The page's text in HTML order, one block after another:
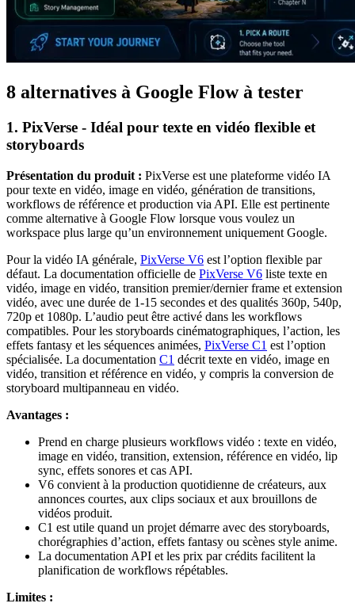
8 alternatives à Google Flow à tester
1. PixVerse - Idéal pour texte en vidéo flexible et
storyboards
Présentation du produit : PixVerse est une plateforme vidéo IA
pour texte en vidéo, image en vidéo, génération de transitions,
workflows de référence et production via API. Elle est pertinente
comme alternative à Google Flow lorsque vous voulez un
workspace plus large qu’un environnement uniquement Google.
Pour la vidéo IA générale, PixVerse V6 est l’option flexible par
défaut. La documentation officielle de PixVerse V6 liste texte en
vidéo, image en vidéo, transition premier/dernier frame et extension
vidéo, avec une durée de 1-15 secondes et des qualités 360p, 540p,
720p et 1080p. L’audio peut être activé dans les workflows
compatibles. Pour les storyboards cinématographiques, l’action, les
effets fantasy et les séquences animées, PixVerse C1 est l’option
spécialisée. La documentation C1 décrit texte en vidéo, image en
vidéo, transition et référence en vidéo, y compris la conversion de
storyboard multipanneau en vidéo.
Avantages :
Prend en charge plusieurs workflows vidéo : texte en vidéo,
image en vidéo, transition, extension, référence en vidéo, lip
sync, effets sonores et cas API.
V6 convient à la production quotidienne de créateurs, aux
annonces courtes, aux clips sociaux et aux brouillons de
vidéos produit.
C1 est utile quand un projet démarre avec des storyboards,
chorégraphies d’action, effets fantasy ou scènes style anime.
La documentation API et les prix par crédits facilitent la
planification de workflows répétables.
Limites :